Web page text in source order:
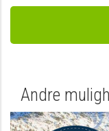
Andre